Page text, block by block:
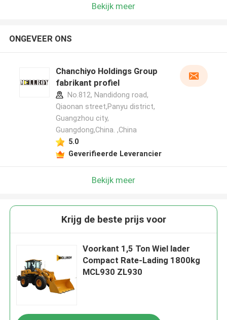
Bekijk meer
ONGEVEER ONS
Chanchiyo Holdings Group
fabrikant profiel
No.812, Nandidong road,
Qiaonan street,Panyu district,
Guangzhou city,
Guangdong,China. ,China
5.0
Geverifieerde Leverancier
Bekijk meer
Krijg de beste prijs voor
Voorkant 1,5 Ton Wiel lader
Compact Rate-Lading 1800kg
MCL930 ZL930